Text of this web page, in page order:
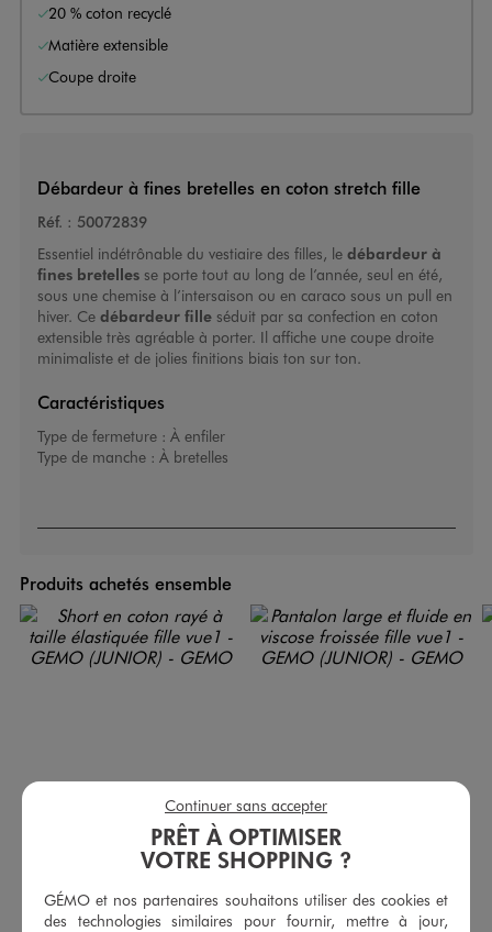
20 % coton recyclé
Matière extensible
Coupe droite
Débardeur à fines bretelles en coton stretch fille
Réf. : 50072839
Essentiel indétrônable du vestiaire des filles, le débardeur à
fines bretellesse porte tout au long de l’année, seul en été,
sous une chemise à l’intersaison ou en caraco sous un pull en
hiver. Ce débardeur filleséduit par sa confection en coton
extensible très agréable à porter. Il affiche une coupe droite
minimaliste et de jolies finitions biais ton sur ton.
Caractéristiques
Type de fermeture : À enfiler
Type de manche : À bretelles
Produits achetés ensemble
Short en coton rayé à taille élastiquée fille Pantalon large et fluide en viscose froissée fille
PRÊT À OPTIMISER
VOTRE SHOPPING ?
GÉMO et nos partenaires souhaitons utiliser des cookies et
des technologies similaires pour fournir, mettre à jour,
Continuer sans accepter